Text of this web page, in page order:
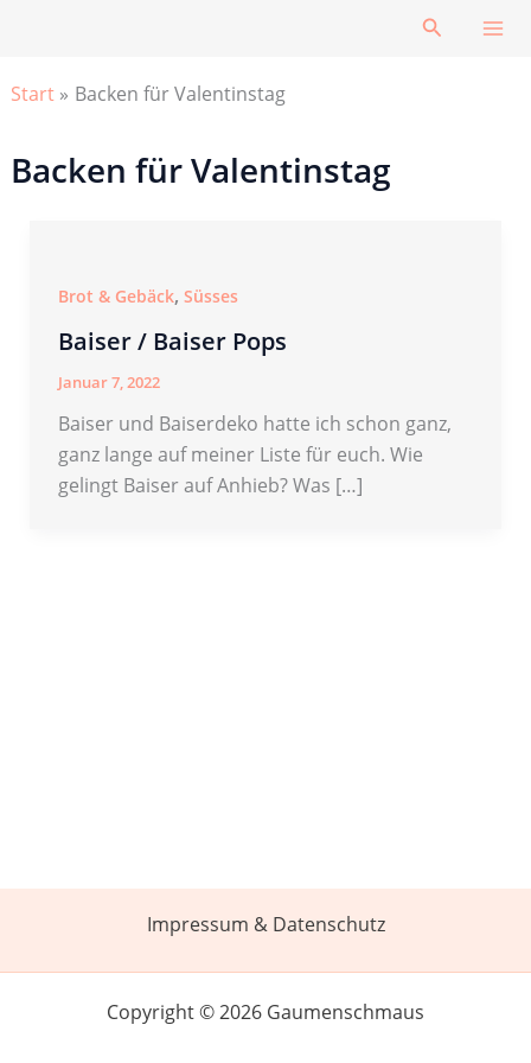
Suchen
Start Backen für Valentinstag
Backen für Valentinstag
Brot & Gebäck, Süsses
Baiser / Baiser Pops
Januar 7, 2022
Baiser und Baiserdeko hatte ich schon ganz,
ganz lange auf meiner Liste für euch. Wie
gelingt Baiser auf Anhieb? Was […]
Impressum & Datenschutz
Copyright © 2026 Gaumenschmaus